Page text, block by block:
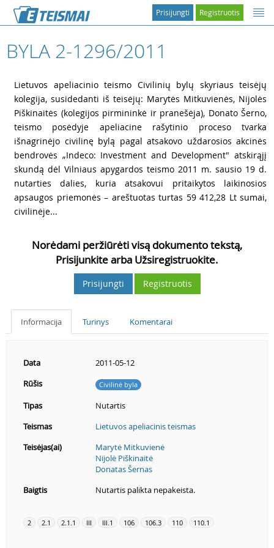
Registruotis
Prisijungti
BYLA 2-1296/2011
Lietuvos apeliacinio teismo Civilinių bylų skyriaus teisėjų
kolegija, susidedanti iš teisėjų: Marytės Mitkuvienės, Nijolės
Piškinaitės (kolegijos pirmininkė ir pranešėja), Donato Šerno,
teismo posėdyje apeliacine rašytinio proceso tvarka
išnagrinėjo civilinę bylą pagal atsakovo uždarosios akcinės
bendrovės „Indeco: Investment and Development" atskirąjį
skundą dėl Vilniaus apygardos teismo 2011 m. sausio 19 d.
nutarties dalies, kuria atsakovui pritaikytos laikinosios
apsaugos priemonės – areštuotas turtas 59 412,28 Lt sumai,
civilinėje...
Norėdami peržiūrėti visą dokumento tekstą,
Prisijunkite arba Užsiregistruokite.
Prisijungti Registruotis
Informacija Turinys Komentarai
Data
2011-05-12
Rūšis
Civilinė byla
Tipas
Nutartis
Teismas
Lietuvos apeliacinis teismas
Teisėjas(ai)
Marytė Mitkuvienė
Nijolė Piškinaitė
Donatas Šernas
Baigtis
Nutartis palikta nepakeista.
2 2.1 2.1.1 III III.1 106 106.3 110 110.1